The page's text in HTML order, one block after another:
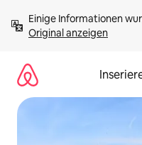
Inhalten
springenOriginal anzeigen